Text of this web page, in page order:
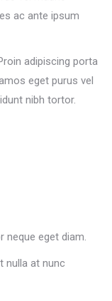
ac ante ipsum
adipiscing porta
eget purus vel
nibh tortor.
neque eget diam.
nulla at nunc